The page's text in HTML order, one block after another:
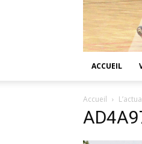
ACCUEIL
Accueil